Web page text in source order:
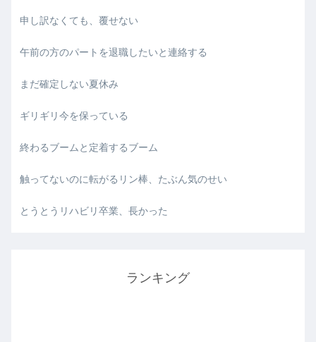
申し訳なくても、覆せない
午前の方のパートを退職したいと連絡する
まだ確定しない夏休み
ギリギリ今を保っている
終わるブームと定着するブーム
触ってないのに転がるリン棒、たぶん気のせい
とうとうリハビリ卒業、長かった
ランキング